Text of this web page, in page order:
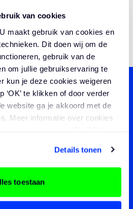
van cookies
maakt gebruik van cookies en
Dit doen wij om de
gebruik van de
om jullie gebruikservaring te
kun je deze cookies weigeren
‘OK’ te klikken of door verder
website ga je akkoord met de
Meer informatie over cookies
Details tonen
toestaan
voor jou doen?
die het verschil
*